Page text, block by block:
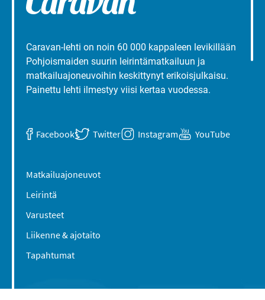
Caravan-lehti on noin 60 000 kappaleen levikillään
Pohjoismaiden suurin leirintämatkailuun ja
matkailuajoneuvoihin keskittynyt erikoisjulkaisu.
Painettu lehti ilmestyy viisi kertaa vuodessa.
Facebook Twitter Instagram YouTube
Matkailuajoneuvot
Leirintä
Varusteet
Liikenne & ajotaito
Tapahtumat